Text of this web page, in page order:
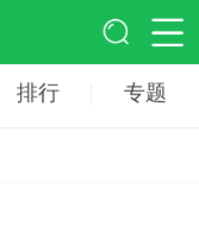
排行 专题